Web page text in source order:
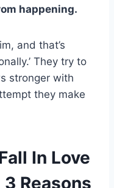
happening.
and that’s
They try to
stronger with
they make
In Love
Reasons